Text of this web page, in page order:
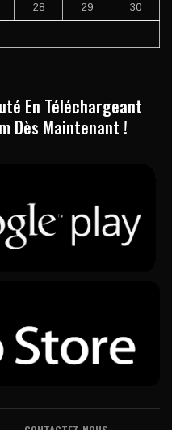
28 29 30
En Téléchargeant
Dès Maintenant !